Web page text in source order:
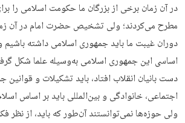
در آن زمان برخی از بزرگان ما حکومت اسلامی را
مطرح می‌کردند؛ ولی تشخیص حضرت امام در آن
دوران غیبت ما باید جمهوری اسلامی داشته باشیم
دست بانیان انقلاب افتاد، باید تشکیلات و قوانین
اجتماعی، خانوادگی و بین‌­المللی باید بر اساس
ولی حوزه‌­ها نمی‌­توانستند آن‌طور که باید، از نظر